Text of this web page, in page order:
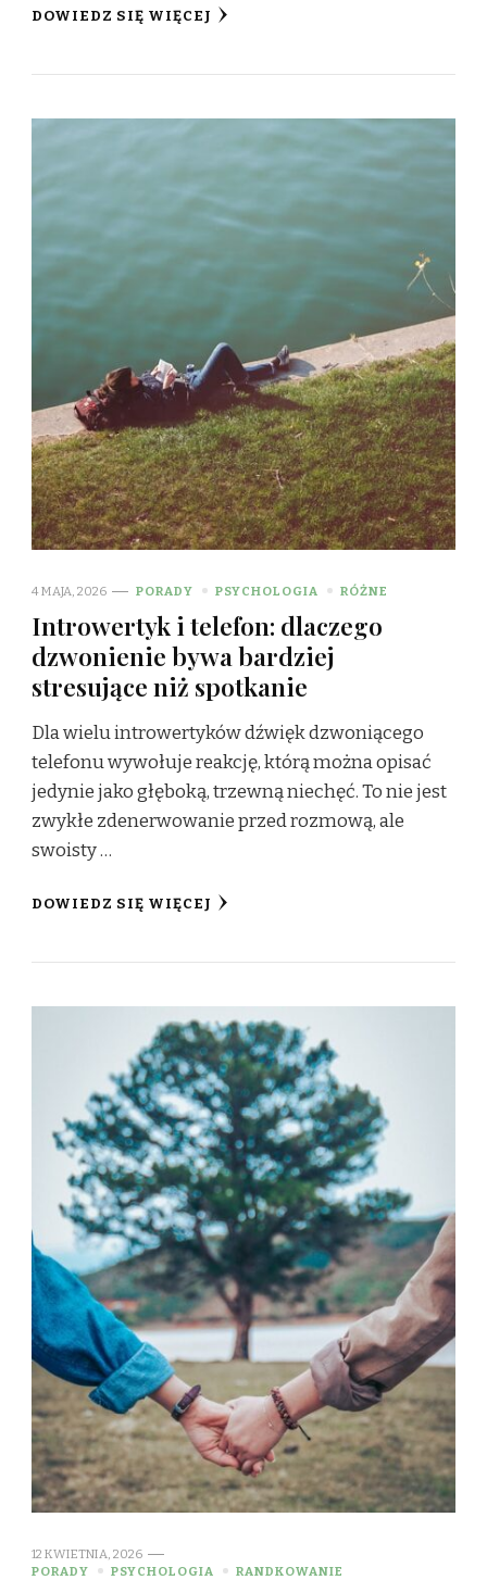
DOWIEDZ SIĘ WIĘCEJ
4 MAJA, 2026 PORADY PSYCHOLOGIA RÓŻNE
Introwertyk i telefon: dlaczego
dzwonienie bywa bardziej
stresujące niż spotkanie
Dla wielu introwertyków dźwięk dzwoniącego
telefonu wywołuje reakcję, którą można opisać
jedynie jako głęboką, trzewną niechęć. To nie jest
zwykłe zdenerwowanie przed rozmową, ale
swoisty …
DOWIEDZ SIĘ WIĘCEJ
12 KWIETNIA, 2026
PORADY
PSYCHOLOGIA RANDKOWANIE